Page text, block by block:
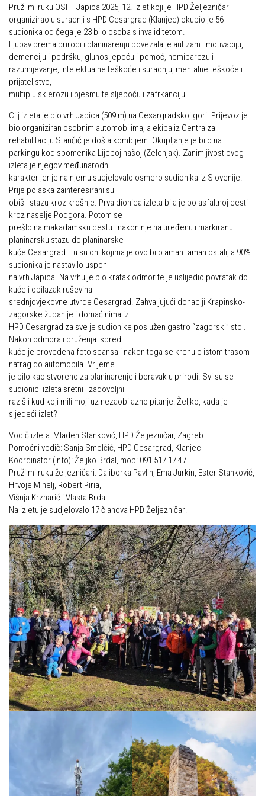
Obiteljska
Plan izleta Obiteljske sekcije za 2026. godinu
Izleti
Izvješća s izleta Obiteljske sekcije
Pruži mi ruku – OSI
OSI Novosti
Izleti
Izvješća s izleta OSI
Visokogorci
Novosti SVP
Povijest SVP
Izvješća s izleta SVP
Speleolozi
Alpinisti
Skijaši
Alpinistička škola
Speleološka škola HPD Željezničar
Obilaznice
Gojzerica
Špiljama Lijepe Naše
Hrvatske planinarske kuće
50 vrhova za 50 godina društva
Od vrha do vrha
4 godišnja doba na Oštrcu
Beži Jankec
Pohodi
Noćni pohod na Oštrc
Dragojlinom stazom na Okić
Dan Željezničara na Oštrcu
Putopisi
Put ekspedicionizma
Ojos del Salado
Slavko Patačko
Tomislav Zoričić – Tom
Damir Bajs
Dijana Petrak
Željko Brdal
Markacijska komisija
Dosadašnje aktivnosti
Novosti Markacijske komisije
Plan aktivnosti za 2025. godinu
Putevi koje održava HPD Željezničar
Povijest Markacijske komisije
Pruži mi ruku OSI – Japica 2025, 12. izlet koji je HPD Željezničar
organizirao u suradnji s HPD Cesargrad (Klanjec) okupio je 56
sudionika od čega je 23 bilo osoba s invaliditetom.
Ljubav prema prirodi i planinarenju povezala je autizam i motivaciju,
demenciju i podršku, gluhosljepoću i pomoć, hemiparezu i
razumijevanje, intelektualne teškoće i suradnju, mentalne teškoće i
prijateljstvo,
multiplu sklerozu i pjesmu te sljepoću i zafrkanciju!
Cilj izleta je bio vrh Japica (509 m) na Cesargradskoj gori. Prijevoz je
bio organiziran osobnim automobilima, a ekipa iz Centra za
rehabilitaciju Stančić je došla kombijem. Okupljanje je bilo na
parkingu kod spomenika Lijepoj našoj (Zelenjak). Zanimljivost ovog
izleta je njegov međunarodni
karakter jer je na njemu sudjelovalo osmero sudionika iz Slovenije.
Prije polaska zainteresirani su
obišli stazu kroz krošnje. Prva dionica izleta bila je po asfaltnoj cesti
kroz naselje Podgora. Potom se
prešlo na makadamsku cestu i nakon nje na uređenu i markiranu
planinarsku stazu do planinarske
kuće Cesargrad. Tu su oni kojima je ovo bilo aman taman ostali, a 90%
sudionika je nastavilo uspon
na vrh Japica. Na vrhu je bio kratak odmor te je uslijedio povratak do
kuće i obilazak ruševina
srednjovjekovne utvrde Cesargrad. Zahvaljujući donaciji Krapinsko-
zagorske županije i domaćinima iz
HPD Cesargrad za sve je sudionike poslužen gastro “zagorski” stol.
Nakon odmora i druženja ispred
kuće je provedena foto seansa i nakon toga se krenulo istom trasom
natrag do automobila. Vrijeme
je bilo kao stvoreno za planinarenje i boravak u prirodi. Svi su se
sudionici izleta sretni i zadovoljni
razišli kud koji mili moji uz nezaobilazno pitanje: Željko, kada je
sljedeći izlet?
Vodič izleta: Mladen Stanković, HPD Željezničar, Zagreb
Pomoćni vodič: Sanja Smolčić, HPD Cesargrad, Klanjec
Koordinator (info): Željko Brdal, mob: 091 517 17 47
Pruži mi ruku željezničari: Daliborka Pavlin, Ema Jurkin, Ester Stanković,
Hrvoje Mihelj, Robert Piria,
Višnja Krznarić i Vlasta Brdal.
Na izletu je sudjelovalo 17 članova HPD Željezničar!